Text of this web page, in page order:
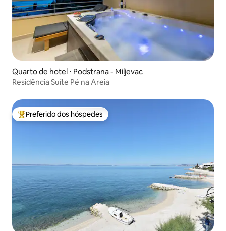
Quarto de hotel ⋅ Podstrana - Miljevac
Residência Suíte Pé na Areia
Entre os melhores preferidos dos hóspedes
Preferido dos hóspedes